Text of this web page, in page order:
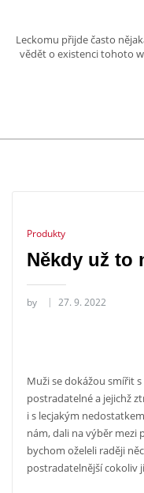
contentLeckomu přijde často
vědět o existenci tohoto
Produkty
Někdy už to
by 27. 9. 2022
Muži se dokážou smířit
postradatelné a jejichž
i s lecjakým
nám, dali na výběr mezi
bychom oželeli raději
postradatelnější cokoliv